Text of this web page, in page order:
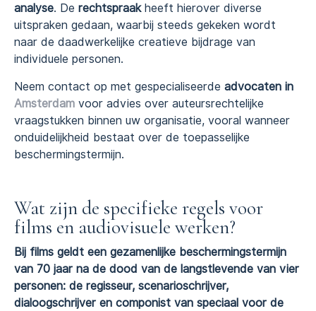
analyse. De rechtspraakheeft hierover diverse
uitspraken gedaan, waarbij steeds gekeken wordt
naar de daadwerkelijke creatieve bijdrage van
individuele personen.
Neem contact op met gespecialiseerde advocaten in
Amsterdam voor advies over auteursrechtelijke
vraagstukken binnen uw organisatie, vooral wanneer
onduidelijkheid bestaat over de toepasselijke
beschermingstermijn.
Wat zijn de specifieke regels voor
films en audiovisuele werken?
Bij films geldt een gezamenlijke beschermingstermijn
van 70 jaar na de dood van de langstlevende van vier
personen: de regisseur, scenarioschrijver,
dialoogschrijver en componist van speciaal voor de